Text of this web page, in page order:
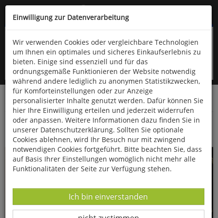
Kompletten Head der Seite überspringen
oder (06766) 9323-960
Startseite Bücher Verschiedene Sachgebiete
Kleine Fische
Einwilligung zur Datenverarbeitung
Wir verwenden Cookies oder vergleichbare Technologien
um Ihnen ein optimales und sicheres Einkaufserlebnis zu
bieten. Einige sind essenziell und für das
ordnungsgemäße Funktionieren der Website notwendig
während andere lediglich zu anonymen Statistikzwecken,
für Komforteinstellungen oder zur Anzeige
personalisierter Inhalte genutzt werden. Dafür können Sie
hier Ihre Einwilligung erteilen und jederzeit widerrufen
oder anpassen. Weitere Informationen dazu finden Sie in
unserer Datenschutzerklärung. Sollten Sie optionale
Cookies ablehnen, wird Ihr Besuch nur mit zwingend
notwendigen Cookies fortgeführt. Bitte beachten Sie, dass
auf Basis Ihrer Einstellungen womöglich nicht mehr alle
Funktionalitäten der Seite zur Verfügung stehen.
Datenverarbeitung -
Ich bin einverstanden